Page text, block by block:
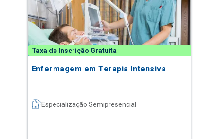
Taxa de Inscrição Gratuita
Enfermagem em Terapia Intensiva
Especialização Semipresencial